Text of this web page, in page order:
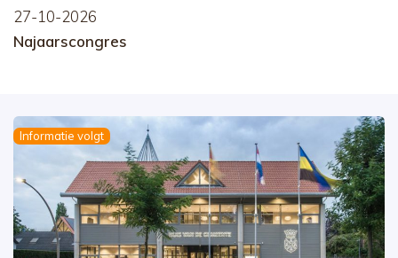
27-10-2026
Najaarscongres
Informatie volgt